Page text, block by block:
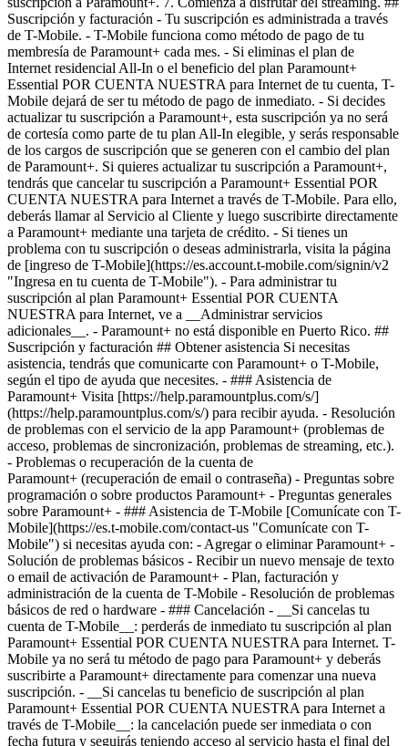
Suscripción y facturación - Tu suscripción es administrada a través
de T-Mobile. - T-Mobile funciona como método de pago de tu
membresía de Paramount+ cada mes. - Si eliminas el plan de
Internet residencial All-In o el beneficio del plan Paramount+
Essential POR CUENTA NUESTRA para Internet de tu cuenta, T-
Mobile dejará de ser tu método de pago de inmediato. - Si decides
actualizar tu suscripción a Paramount+, esta suscripción ya no será
de cortesía como parte de tu plan All-In elegible, y serás responsable
de los cargos de suscripción que se generen con el cambio del plan
de Paramount+. Si quieres actualizar tu suscripción a Paramount+,
tendrás que cancelar tu suscripción a Paramount+ Essential POR
CUENTA NUESTRA para Internet a través de T-Mobile. Para ello,
deberás llamar al Servicio al Cliente y luego suscribirte directamente
a Paramount+ mediante una tarjeta de crédito. - Si tienes un
problema con tu suscripción o deseas administrarla, visita la página
de [ingreso de T-Mobile](https://es.account.t-mobile.com/signin/v2
"Ingresa en tu cuenta de T-Mobile"). - Para administrar tu
suscripción al plan Paramount+ Essential POR CUENTA
NUESTRA para Internet, ve a __Administrar servicios
adicionales__. - Paramount+ no está disponible en Puerto Rico. ##
Suscripción y facturación ## Obtener asistencia Si necesitas
asistencia, tendrás que comunicarte con Paramount+ o T-Mobile,
según el tipo de ayuda que necesites. - ### Asistencia de
Paramount+ Visita [https://help.paramountplus.com/s/]
(https://help.paramountplus.com/s/) para recibir ayuda. - Resolución
de problemas con el servicio de la app Paramount+ (problemas de
acceso, problemas de sincronización, problemas de streaming, etc.).
- Problemas o recuperación de la cuenta de
Paramount+ (recuperación de email o contraseña) - Preguntas sobre
programación o sobre productos Paramount+ - Preguntas generales
sobre Paramount+ - ### Asistencia de T-Mobile [Comunícate con T-
Mobile](https://es.t-mobile.com/contact-us "Comunícate con T-
Mobile")​ si necesitas ayuda con: - Agregar o eliminar Paramount+ -
Solución de problemas básicos - Recibir un nuevo mensaje de texto
o email de activación de Paramount+ - Plan, facturación y
administración de la cuenta de T-Mobile - Resolución de problemas
básicos de red o hardware - ### Cancelación - __Si cancelas tu
cuenta de T-Mobile__: perderás de inmediato tu suscripción al plan
Paramount+ Essential POR CUENTA NUESTRA para Internet. T-
Mobile ya no será tu método de pago para Paramount+ y deberás
suscribirte a Paramount+ directamente para comenzar una nueva
suscripción. - __Si cancelas tu beneficio de suscripción al plan
Paramount+ Essential POR CUENTA NUESTRA para Internet a
través de T-Mobile__: la cancelación puede ser inmediata o con
fecha futura y seguirás teniendo acceso al servicio hasta el final del